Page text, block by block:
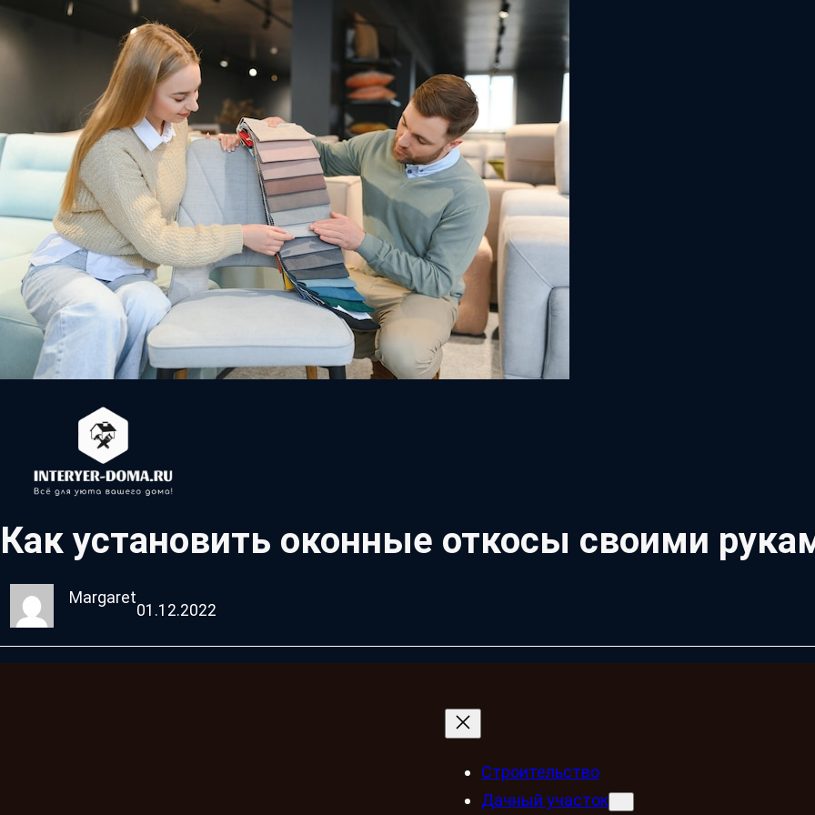
Как установить оконные откосы своими
Margaret
01.12.2022
Строительство
Дачный участок